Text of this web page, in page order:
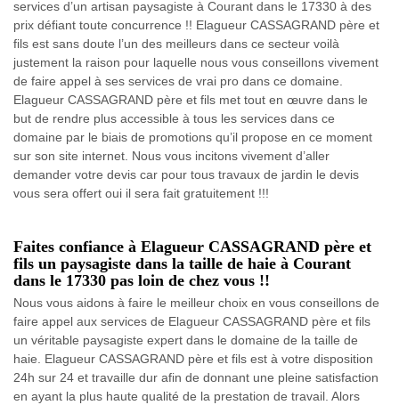
services d’un artisan paysagiste à Courant dans le 17330 à des
prix défiant toute concurrence !! Elagueur CASSAGRAND père et
fils est sans doute l’un des meilleurs dans ce secteur voilà
justement la raison pour laquelle nous vous conseillons vivement
de faire appel à ses services de vrai pro dans ce domaine.
Elagueur CASSAGRAND père et fils met tout en œuvre dans le
but de rendre plus accessible à tous les services dans ce
domaine par le biais de promotions qu’il propose en ce moment
sur son site internet. Nous vous incitons vivement d’aller
demander votre devis car pour tous travaux de jardin le devis
vous sera offert oui il sera fait gratuitement !!!
Faites confiance à Elagueur CASSAGRAND père et
fils un paysagiste dans la taille de haie à Courant
dans le 17330 pas loin de chez vous !!
Nous vous aidons à faire le meilleur choix en vous conseillons de
faire appel aux services de Elagueur CASSAGRAND père et fils
un véritable paysagiste expert dans le domaine de la taille de
haie. Elagueur CASSAGRAND père et fils est à votre disposition
24h sur 24 et travaille dur afin de donnant une pleine satisfaction
en ayant la plus haute qualité de la prestation de travail. Alors